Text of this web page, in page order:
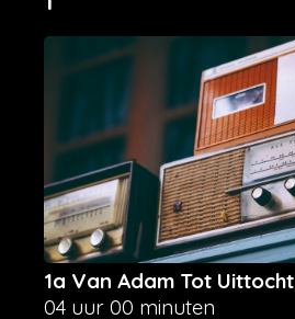
1a Van Adam Tot Uittocht
04 uur 00 minuten